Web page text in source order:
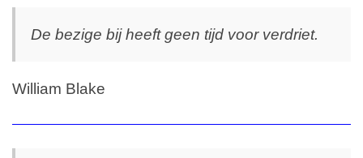
De bezige bij heeft geen tijd voor verdriet.
William Blake